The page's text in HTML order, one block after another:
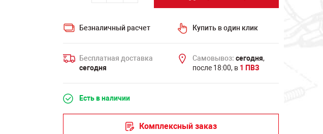
Безналичный расчет Купить в один клик
Бесплатная доставка
сегодня
Самовывоз: сегодня,
после 18:00, в 1 ПВЗ
Есть в наличии
Комплексный заказ